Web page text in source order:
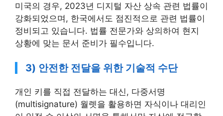
미국의 경우, 2023년 디지털 자산 상속 관련 법률이
강화되었으며, 한국에서도 점진적으로 관련 법률이
정비되고 있습니다. 법률 전문가와 상의하여 현지
상황에 맞는 문서 준비가 필수입니다.
3) 안전한 전달을 위한 기술적 수단
개인 키를 직접 전달하는 대신, 다중서명
(multisignature) 월렛을 활용하면 자식이나 대리인